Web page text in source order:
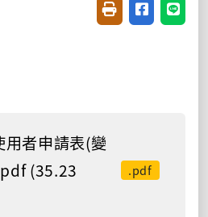
友善列印(開新視
分享至臉書
分享
者申請表(變
(35.23
.pdf